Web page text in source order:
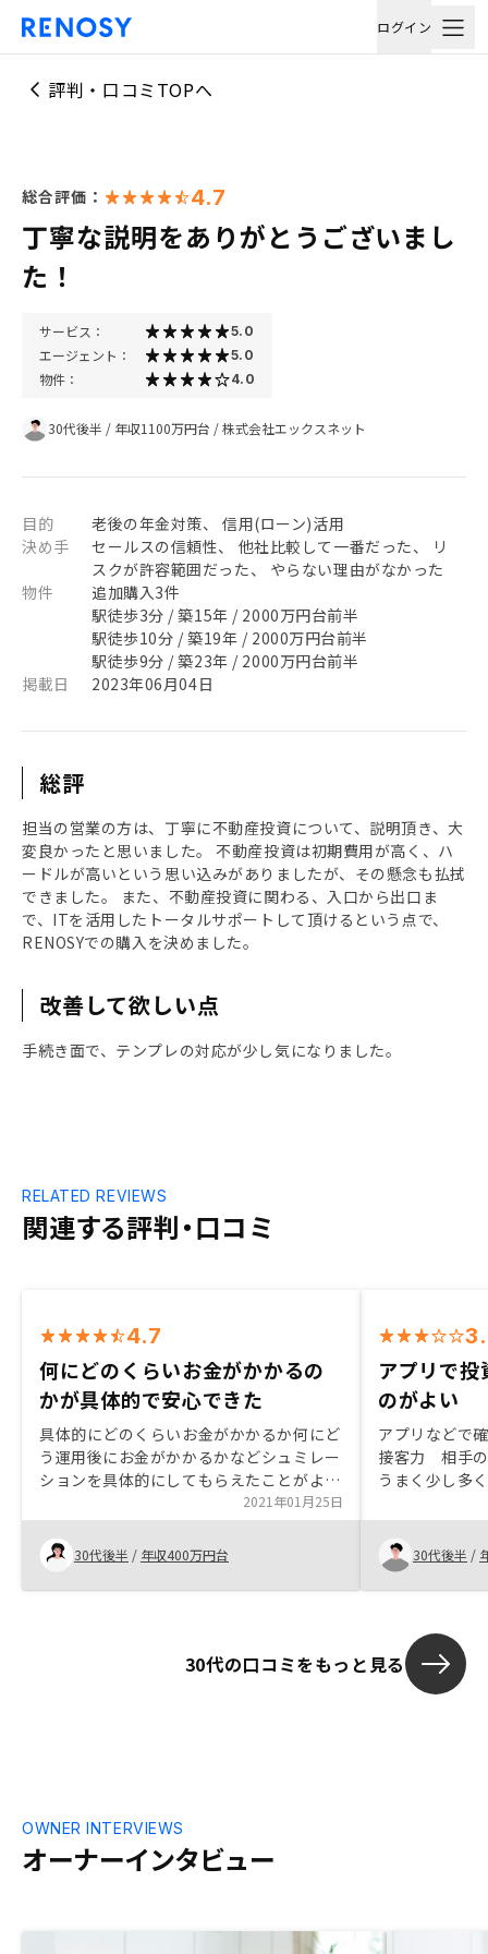
ログイン
評判・口コミTOPへ
総合評価： 4.7
丁寧な説明をありがとうございまし
た！
サービス： 5.0
エージェント： 5.0
物件： 4.0
30代後半 / 年収1100万円台 /株式会社エックスネット
目的
老後の年金対策、 信用(ローン)活用
決め手
セールスの信頼性、 他社比較して一番だった、 リ
スクが許容範囲だった、 やらない理由がなかった
物件
追加購入3件
駅徒歩3分 / 築15年 / 2000万円台前半
駅徒歩10分 / 築19年 / 2000万円台前半
駅徒歩9分 / 築23年 / 2000万円台前半
掲載日
2023年06月04日
総評
担当の営業の方は、丁寧に不動産投資について、説明頂き、大
変良かったと思いました。 不動産投資は初期費用が高く、ハ
ードルが高いという思い込みがありましたが、その懸念も払拭
できました。 また、不動産投資に関わる、入口から出口ま
で、ITを活用したトータルサポートして頂けるという点で、
RENOSYでの購入を決めました。
改善して欲しい点
手続き面で、テンプレの対応が少し気になりました。
関連する評判・口コミ
RELATED REVIEWS
4.7
何にどのくらいお金がかかるの
かが具体的で安心できた
具体的にどのくらいお金がかかるか何にど
う運用後にお金がかかるかなどシュミレー
ションを具体的にしてもらえたことがよか
ったです。他社のようにすぐ値引きします
などの交渉がなかったことも安心感があり
ました。
2021年01月25日
30代後半 / 年収400万円台
アプリで
のがよい
アプリなどで
接客力 相手の
うまく少し多
30代後半 /
30代の口コミをもっと見る
オーナーインタビュー
OWNER INTERVIEWS